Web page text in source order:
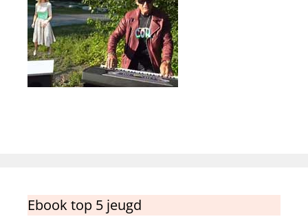
Ebook top 5 jeugd